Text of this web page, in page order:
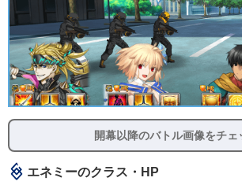
開幕以降のバトル画像をチェ
エネミーのクラス・HP